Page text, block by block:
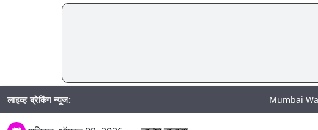
लाइव्ह ब्रेकिंग न्यूज: Mumbai Water Cut: